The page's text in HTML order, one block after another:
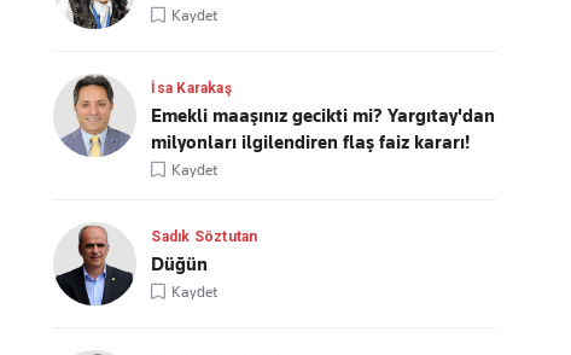
Kaydet
İsa Karakaş
Emekli maaşınız gecikti mi? Yargıtay'dan
milyonları ilgilendiren flaş faiz kararı!
Kaydet
Sadık Söztutan
Düğün
Kaydet